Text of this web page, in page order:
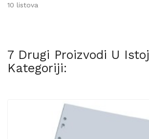
10 listova
7 Drugi Proizvodi U Istoj
Kategoriji: